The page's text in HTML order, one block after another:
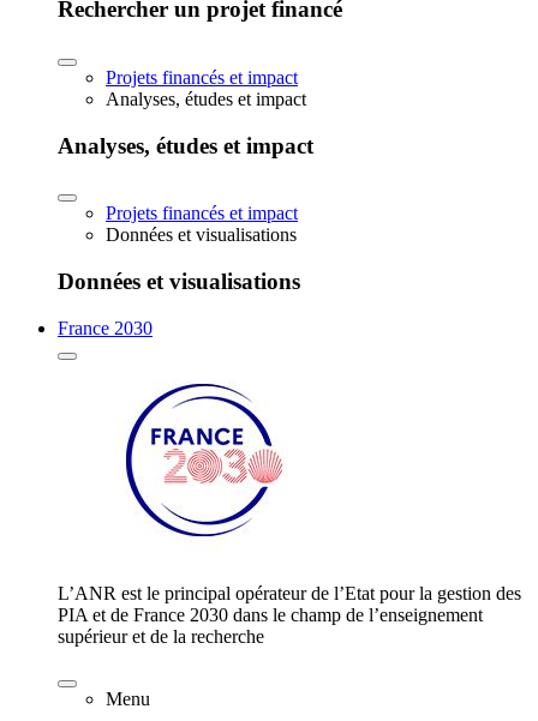
Rechercher un projet financé
Projets financés et impact
Analyses, études et impact
Analyses, études et impact
Projets financés et impact
Données et visualisations
Données et visualisations
France 2030
L’ANR est le principal opérateur de l’Etat pour la gestion des
PIA et de France 2030 dans le champ de l’enseignement
supérieur et de la recherche
Menu